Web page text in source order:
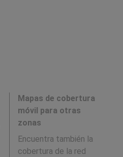
Mapas de cobertura
móvil para otras
zonas
Encuentra también la
cobertura de la red